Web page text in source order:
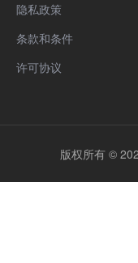
隐私政策
条款和条件
许可协议
版权所有 ©